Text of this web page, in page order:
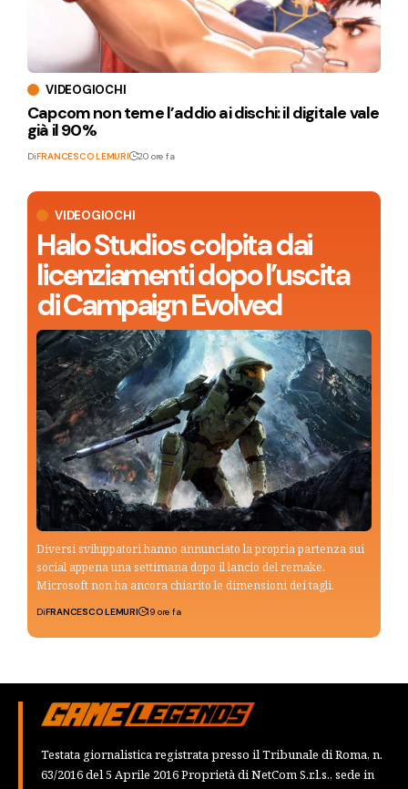
VIDEOGIOCHI
Halo Studios colpita dai
licenziamenti dopo l’uscita
di Campaign Evolved
Diversi sviluppatori hanno annunciato la propria partenza sui
social appena una settimana dopo il lancio del remake.
Microsoft non ha ancora chiarito le dimensioni dei tagli.
DiFRANCESCO LEMURI 19 ore fa
VIDEOGIOCHI
Capcom non teme l’addio ai dischi: il digitale vale
già il 90%
DiFRANCESCO LEMURI 20 ore fa
Testata giornalistica registrata presso il Tribunale di Roma, n.
63/2016 del 5 Aprile 2016 Proprietà di NetCom S.r.l.s., sede in